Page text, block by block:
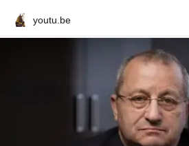
youtu.be